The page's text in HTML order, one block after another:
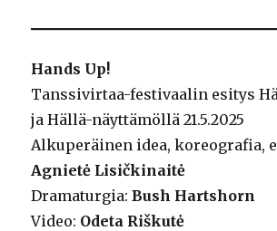
Hands Up!
Tanssivirtaa-festivaalin esitys
ja Hällä-näyttämöllä 21.5.2025
Alkuperäinen idea, koreografia,
Agnietė Lisičkinaitė
Dramaturgia:Bush Hartshorn
Video: Odeta Riškutė